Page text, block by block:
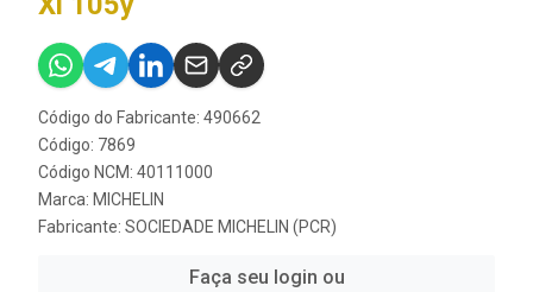
Código do Fabricante: 490662
Código: 7869
Código NCM: 40111000
Marca: MICHELIN
Fabricante: SOCIEDADE MICHELIN (PCR)
Faça seu login ou